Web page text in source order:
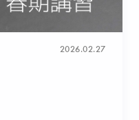
2026.02.27